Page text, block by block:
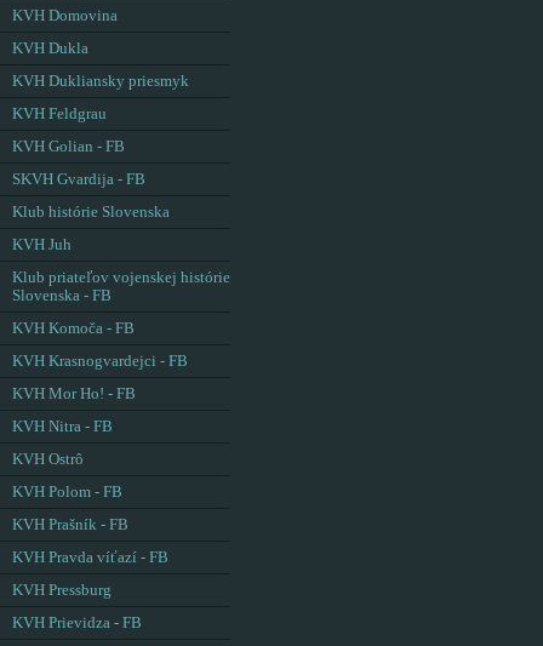
KVH Domovina
KVH Dukla
KVH Dukliansky priesmyk
KVH Feldgrau
KVH Golian - FB
SKVH Gvardija - FB
Klub histórie Slovenska
KVH Juh
Klub priateľov vojenskej histórie
Slovenska - FB
KVH Komoča - FB
KVH Krasnogvardejci - FB
KVH Mor Ho! - FB
KVH Nitra - FB
KVH Ostrô
KVH Polom - FB
KVH Prašník - FB
KVH Pravda víťazí - FB
KVH Pressburg
KVH Prievidza - FB